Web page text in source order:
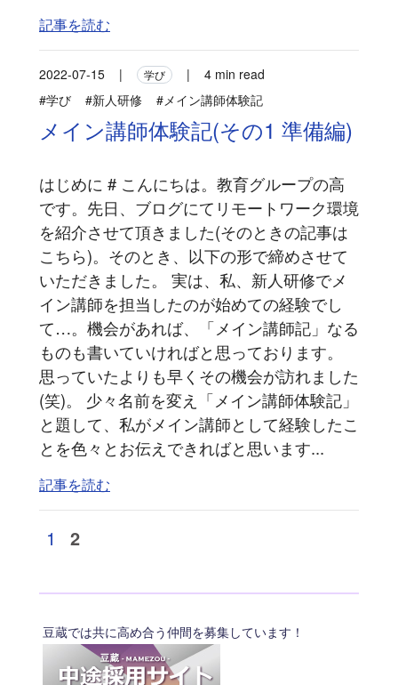
記事を読む
2022-07-15 | 学び |
4 min read
#学び
#新人研修 #メイン講師体験記
メイン講師体験記(その1 準備編)
はじめに # こんにちは。教育グループの高
です。先日、ブログにてリモートワーク環境
を紹介させて頂きました(そのときの記事は
こちら)。そのとき、以下の形で締めさせて
いただきました。 実は、私、新人研修でメ
イン講師を担当したのが始めての経験でし
て…。機会があれば、「メイン講師記」なる
ものも書いていければと思っております。
思っていたよりも早くその機会が訪れました
(笑)。 少々名前を変え「メイン講師体験記」
と題して、私がメイン講師として経験したこ
とを色々とお伝えできればと思います...
記事を読む
1 2
豆蔵では共に高め合う仲間を募集しています！